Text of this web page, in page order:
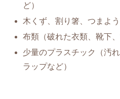
ど）
木くず、割り箸、つまよ
布類（破れた衣類、靴下
少量のプラスチック（汚
ラップなど）